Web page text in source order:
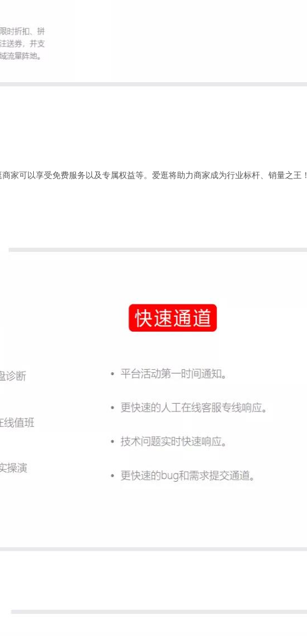
家可以享受免费服务以及专属权益等。爱逛将助力商家成为行业标杆、销量之王！